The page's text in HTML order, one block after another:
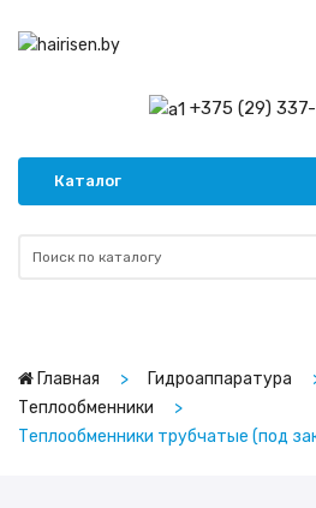
+375 (29)
Каталог
Главная
Гидроаппаратура
Теплообменники
Теплообменники трубчатые (под